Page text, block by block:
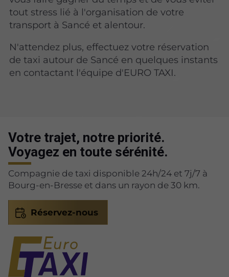
tout stress lié à l'organisation de votre
transport à Sancé et alentour.
N'attendez plus, effectuez votre réservation
de taxi autour de Sancé en quelques instants
en contactant l'équipe d'EURO TAXI.
Votre trajet, notre priorité.
Voyagez en toute sérénité.
Compagnie de taxi disponible 24h/24 et 7j/7 à
Bourg-en-Bresse et dans un rayon de 30 km.
Réservez-nous